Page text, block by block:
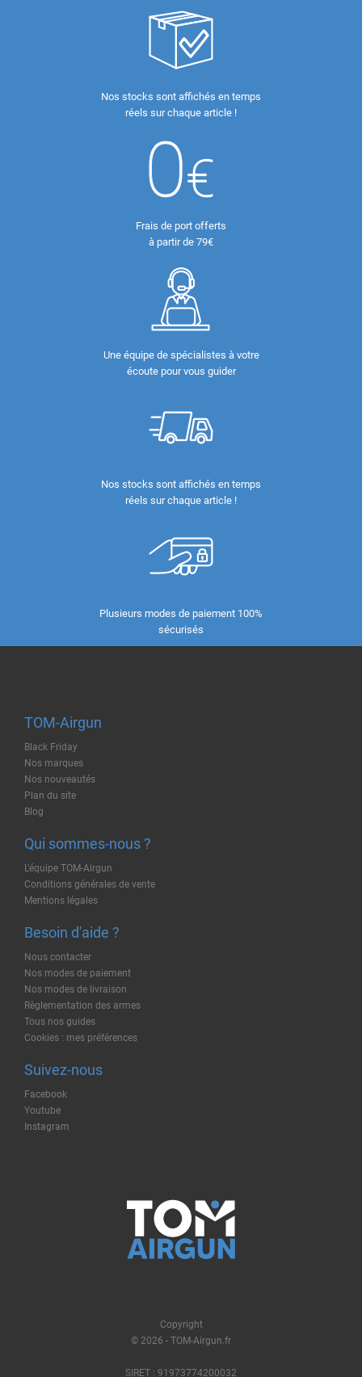
Nos stocks sont affichés en temps
réels sur chaque article !
Frais de port offerts
à partir de 79€
Une équipe de spécialistes à votre
écoute pour vous guider
Nos stocks sont affichés en temps
réels sur chaque article !
Plusieurs modes de paiement 100%
sécurisés
TOM-Airgun
Black Friday
Nos marques
Nos nouveautés
Plan du site
Blog
Qui sommes-nous ?
L'équipe TOM-Airgun
Conditions générales de vente
Mentions légales
Besoin d'aide ?
Nous contacter
Nos modes de paiement
Nos modes de livraison
Règlementation des armes
Tous nos guides
Cookies : mes préférences
Suivez-nous
Facebook
Youtube
Instagram
Copyright
© 2026 - TOM-Airgun.fr
SIRET : 91973774200032